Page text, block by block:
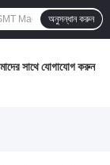
অনুসন্ধান করুন
সাথে যোগাযোগ করুন